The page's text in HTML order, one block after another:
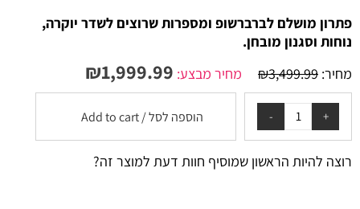
פתרון מושלם לברברשופ ומספרות שרוצים לשדר יוקרה,
נוחות וסגנון מובחן.
מחיר:
₪3,499.99 מחיר מבצע: ₪1,999.99
הוספה לסל / Add to cart
רוצה להיות הראשון שמוסיף חוות דעת למוצר זה?